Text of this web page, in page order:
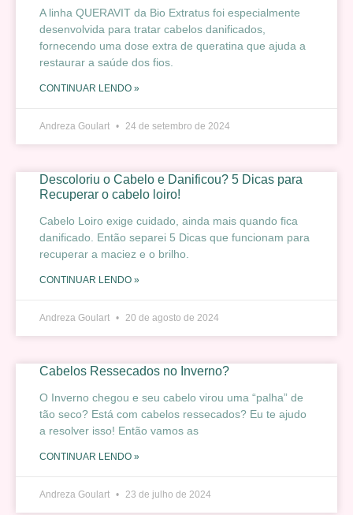
A linha QUERAVIT da Bio Extratus foi especialmente
desenvolvida para tratar cabelos danificados,
fornecendo uma dose extra de queratina que ajuda a
restaurar a saúde dos fios.
CONTINUAR LENDO »
Andreza Goulart 24 de setembro de 2024
Descoloriu o Cabelo e Danificou? 5 Dicas para
Recuperar o cabelo loiro!
Cabelo Loiro exige cuidado, ainda mais quando fica
danificado. Então separei 5 Dicas que funcionam para
recuperar a maciez e o brilho.
CONTINUAR LENDO »
Andreza Goulart 20 de agosto de 2024
Cabelos Ressecados no Inverno?
O Inverno chegou e seu cabelo virou uma “palha” de
tão seco? Está com cabelos ressecados? Eu te ajudo
a resolver isso! Então vamos as
CONTINUAR LENDO »
Andreza Goulart 23 de julho de 2024